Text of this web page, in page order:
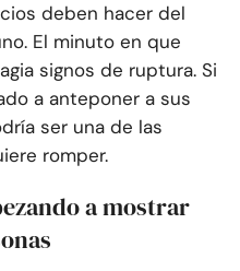
deben hacer del
El minuto en que
signos de ruptura. Si
a anteponer a sus
ser una de las
romper.
a mostrar